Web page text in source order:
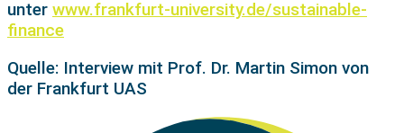
unter www.frankfurt-university.de/sustainable-
finance
Quelle: Interview mit Prof. Dr. Martin Simon von
der Frankfurt UAS